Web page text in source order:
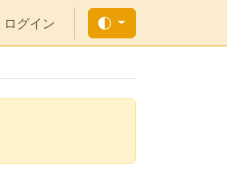
ログイン